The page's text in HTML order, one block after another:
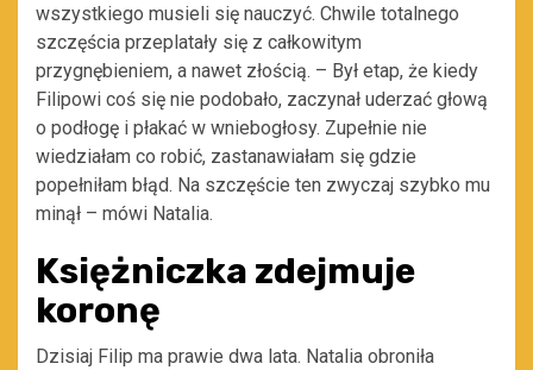
wszystkiego musieli się nauczyć. Chwile totalnego
szczęścia przeplatały się z całkowitym
przygnębieniem, a nawet złością. – Był etap, że kiedy
Filipowi coś się nie podobało, zaczynał uderzać głową
o podłogę i płakać w wniebogłosy. Zupełnie nie
wiedziałam co robić, zastanawiałam się gdzie
popełniłam błąd. Na szczęście ten zwyczaj szybko mu
minął – mówi Natalia.
Księżniczka zdejmuje
koronę
Dzisiaj Filip ma prawie dwa lata. Natalia obroniła